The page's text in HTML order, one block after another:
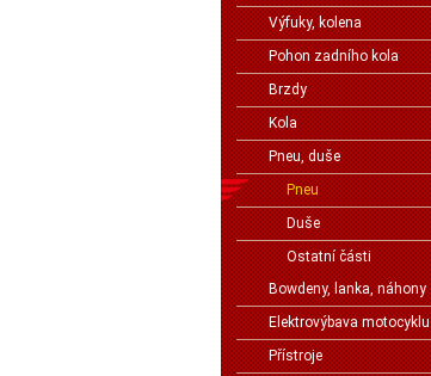
Výfuky, kolena
Pohon zadního kola
Brzdy
Kola
Pneu, duše
Pneu
Duše
Ostatní části
Bowdeny, lanka, náhony
Elektrovýbava motocyklu
Přístroje